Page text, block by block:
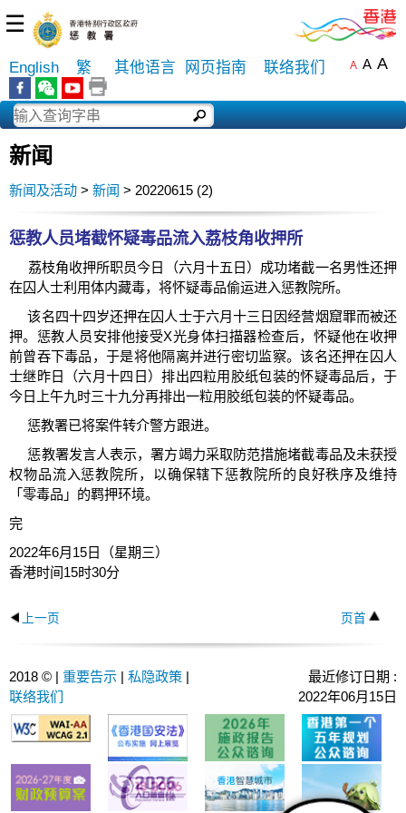
☰
English 繁 其他语言 网页指南 联络我们 A A A
新闻
新闻及活动 > 新闻 > 20220615 (2)
惩教人员堵截怀疑毒品流入荔枝角收押所
​荔枝角收押所职员今日（六月十五日）成功堵截一名男性还押
在囚人士利用体内藏毒，将怀疑毒品偷运进入惩教院所。
该名四十四岁还押在囚人士于六月十三日因经营烟窟罪而被还
押。惩教人员安排他接受X光身体扫描器检查后，怀疑他在收押
前曾吞下毒品，于是将他隔离并进行密切监察。该名还押在囚人
士继昨日（六月十四日）排出四粒用胶纸包装的怀疑毒品后，于
今日上午九时三十九分再排出一粒用胶纸包装的怀疑毒品。
惩教署已将案件转介警方跟进。
惩教署发言人表示，署方竭力采取防范措施堵截毒品及未获授
权物品流入惩教院所，以确保辖下惩教院所的良好秩序及维持
「零毒品」的羁押环境。
完
2022年6月15日（星期三）
香港时间15时30分
上一页 页首
2018 © | 重要告示 | 私隐政策 |
联络我们
最近修订日期 :
2022年06月15日